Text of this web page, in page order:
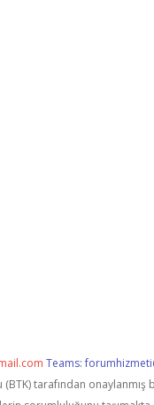
Teams:
tarafından